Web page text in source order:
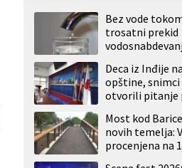
Bez vode
trosatni prekid
Deca iz Inđije
opštine, snimci
otvorili pitanje
Most kod
novih temelja:
procenjena na